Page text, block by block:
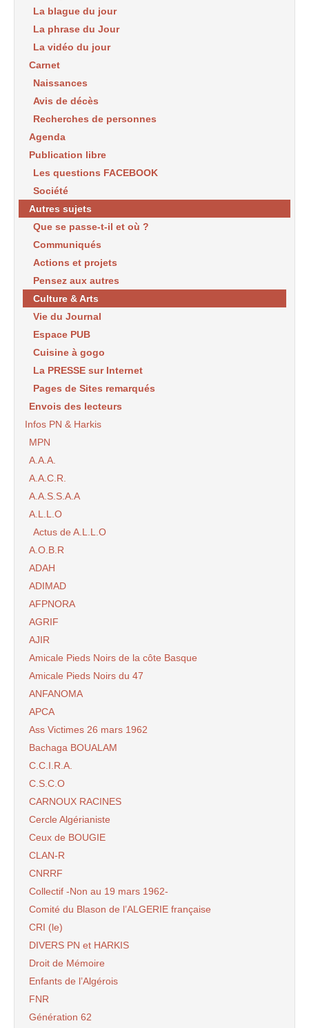
La blague du jour
La phrase du Jour
La vidéo du jour
Carnet
Naissances
Avis de décès
Recherches de personnes
Agenda
Publication libre
Les questions FACEBOOK
Société
Autres sujets
Que se passe-t-il et où ?
Communiqués
Actions et projets
Pensez aux autres
Culture & Arts
Vie du Journal
Espace PUB
Cuisine à gogo
La PRESSE sur Internet
Pages de Sites remarqués
Envois des lecteurs
Infos PN & Harkis
MPN
A.A.A.
A.A.C.R.
A.A.S.S.A.A
A.L.L.O
Actus de A.L.L.O
A.O.B.R
ADAH
ADIMAD
AFPNORA
AGRIF
AJIR
Amicale Pieds Noirs de la côte Basque
Amicale Pieds Noirs du 47
ANFANOMA
APCA
Ass Victimes 26 mars 1962
Bachaga BOUALAM
C.C.I.R.A.
C.S.C.O
CARNOUX RACINES
Cercle Algérianiste
Ceux de BOUGIE
CLAN-R
CNRRF
Collectif -Non au 19 mars 1962-
Comité du Blason de l’ALGERIE française
CRI (le)
DIVERS PN et HARKIS
Droit de Mémoire
Enfants de l’Algérois
FNR
Génération 62